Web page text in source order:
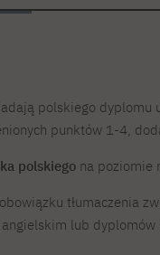
polskiego dyplomu
punktów 1-4,
polskiego na poziomie
tłumaczenia
lub dyplomów